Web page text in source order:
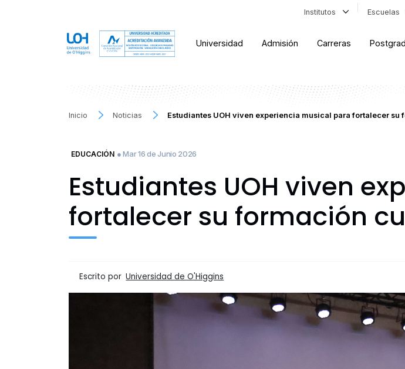
Institutos Escuelas
Universidad Admisión Carreras
Inicio Noticias Estudiantes UOH viven experiencia musical para fortalecer su
EDUCACIÓN ● Mar 16 de Junio 2026
Estudiantes UOH viven
fortalecer su formación
Escrito por Universidad de O'Higgins